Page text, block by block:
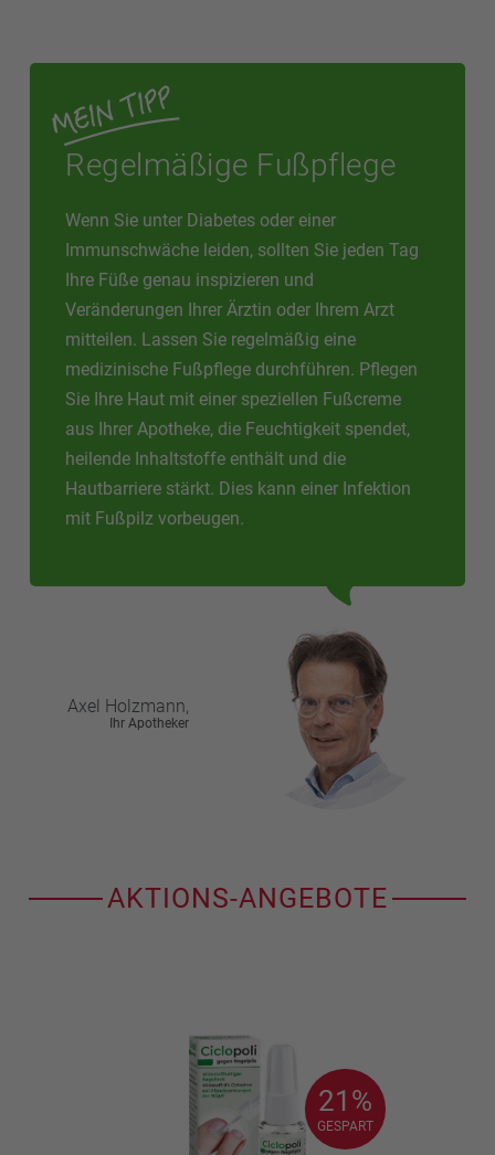
Regelmäßige Fußpflege
Wenn Sie unter Diabetes oder einer
Immunschwäche leiden, sollten Sie jeden Tag
Ihre Füße genau inspizieren und
Veränderungen Ihrer Ärztin oder Ihrem Arzt
mitteilen. Lassen Sie regelmäßig eine
medizinische Fußpflege durchführen. Pflegen
Sie Ihre Haut mit einer speziellen Fußcreme
aus Ihrer Apotheke, die Feuchtigkeit spendet,
heilende Inhaltstoffe enthält und die
Hautbarriere stärkt. Dies kann einer Infektion
mit Fußpilz vorbeugen.
Axel Holzmann,
Ihr Apotheker
AKTIONS-ANGEBOTE
21%
GESPART
21%
GESPART